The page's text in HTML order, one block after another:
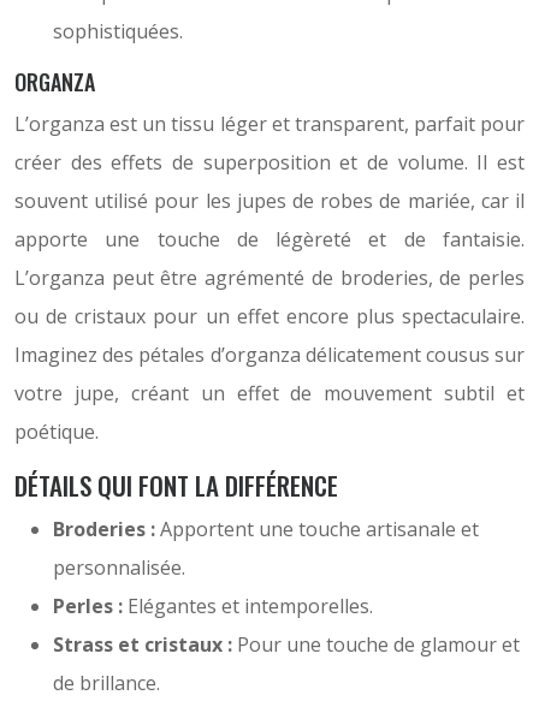
sophistiquées.
ORGANZA
L’organza est un tissu léger et transparent, parfait pour
créer des effets de superposition et de volume. Il est
souvent utilisé pour les jupes de robes de mariée, car il
apporte une touche de légèreté et de fantaisie.
L’organza peut être agrémenté de broderies, de perles
ou de cristaux pour un effet encore plus spectaculaire.
Imaginez des pétales d’organza délicatement cousus sur
votre jupe, créant un effet de mouvement subtil et
poétique.
DÉTAILS QUI FONT LA DIFFÉRENCE
Broderies :Apportent une touche artisanale et
personnalisée.
Perles : Elégantes et intemporelles.
Strass et cristaux : Pour une touche de glamour et
de brillance.